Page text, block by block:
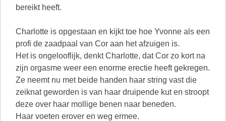
bereikt heeft.
Charlotte is opgestaan en kijkt toe hoe Yvonne als een
profi de zaadpaal van Cor aan het afzuigen is.
Het is ongelooflijk, denkt Charlotte, dat Cor zo kort na
zijn orgasme weer een enorme erectie heeft gekregen.
Ze neemt nu met beide handen haar string vast die
zeiknat geworden is van haar druipende kut en stroopt
deze over haar mollige benen naar beneden.
Haar voeten erover en weg ermee.